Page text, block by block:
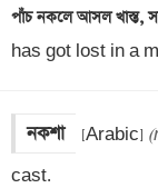
পাঁচ নকলে আসল খাস্ত,
has got lost in a
নকশা [Arabic]
cast.